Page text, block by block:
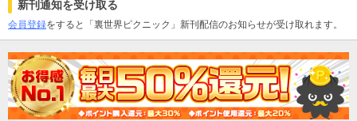
新刊通知を受け取る
会員登録をすると「裏世界ピクニック」新刊配信のお知らせが受け取れます。